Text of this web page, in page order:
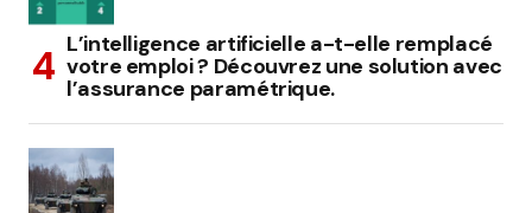
L’intelligence artificielle a-t-elle remplacé
votre emploi ? Découvrez une solution avec
l’assurance paramétrique.